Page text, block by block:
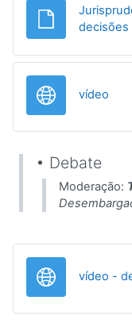
decisões
vídeo
• Debate
Moderação:
vídeo -